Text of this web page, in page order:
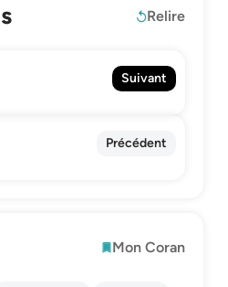
Relire
Suivant
Précédent
Mon Coran